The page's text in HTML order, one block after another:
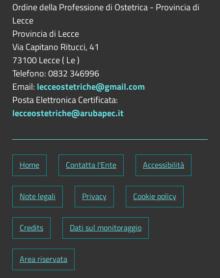
Ordine della Professione di Ostetrica - Provincia di
Lecce
Provincia di Lecce
Via Capitano Ritucci, 41
73100Lecce( Le)
Telefono: 0832 346996
Email: lecceostetriche@gmail.com
Posta Elettronica Certificata:
lecceostetriche@arubapec.it
Home Contatta l'Ente Accessibilità
Note legali Privacy Cookie policy
Credits Dati sul monitoraggio
Area riservata